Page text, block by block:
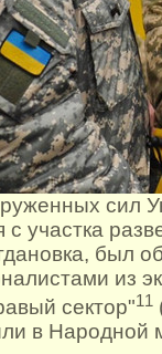
сил
участка
был
из
сектор"11
в Народной